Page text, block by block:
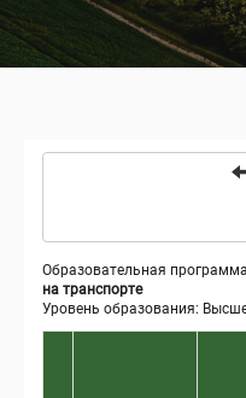
Образовательная
на транспорте
Уровень образования: